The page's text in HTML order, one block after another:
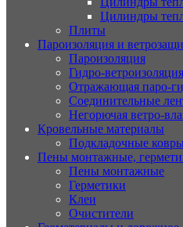
Цилиндры
Плиты
Пароизоляция и
Пароизоляция
Гидро-ветроизоляция
Отражающая паро-
Соединительные
Негорючая ветро-
Кровельные материалы
Подкладочные ковры
Пены монтажные,
Пены монтажные
Герметики
Клеи
Очистители